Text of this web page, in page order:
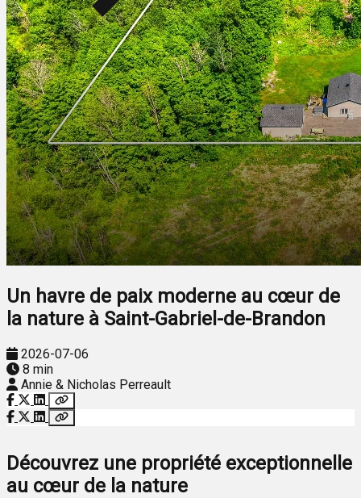
Un havre de paix moderne au cœur de
la nature à Saint-Gabriel-de-Brandon
2026-07-06
8 min
Annie & Nicholas Perreault
Découvrez une propriété exceptionnelle
au cœur de la nature